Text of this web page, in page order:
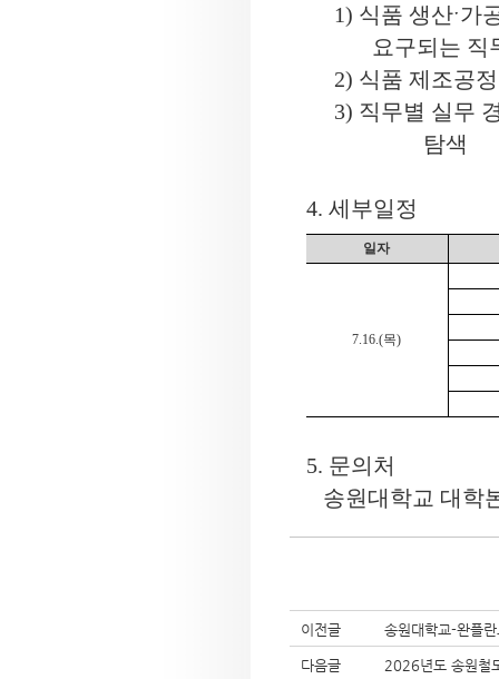
1) 식품 생산ˑ가
요구되는 직
2) 식품 제조공
3) 직무별 실무
탐색
4. 세부일정
일자
7.16.(목)
5. 문의처
송원대학교 대학
이전글 송원대학교-완플
다음글 2026년도 송원철